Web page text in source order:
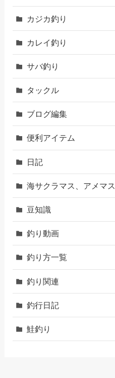
カジカ釣り
カレイ釣り
サバ釣り
タックル
ブログ編集
便利アイテム
日記
海サクラマス、アメマス
豆知識
釣り動画
釣り方一覧
釣り関連
釣行日記
鮭釣り